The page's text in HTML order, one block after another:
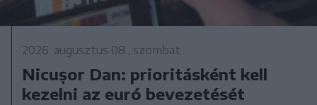
2026. augusztus 08., szombat
Nicușor Dan: prioritásként kell
kezelni az euró bevezetését